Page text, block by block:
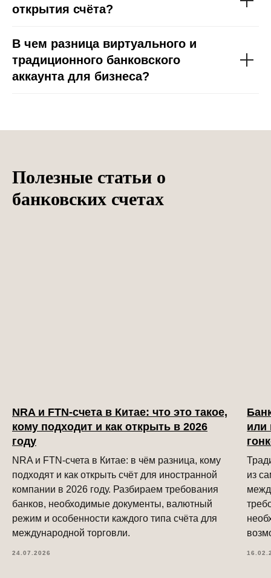
открытия счёта?
В чем разница виртуального и
традиционного банковского
аккаунта для бизнеса?
Полезные статьи о
банковских счетах
NRA и FTN-счета в Китае: что это такое,
кому подходит и как открыть в 2026
году
NRA и FTN-счета в Китае: в чём разница, кому
подходят и как открыть счёт для иностранной
компании в 2026 году. Разбираем требования
банков, необходимые документы, валютный
режим и особенности каждого типа счёта для
международной торговли.
24.07.2026
или
из